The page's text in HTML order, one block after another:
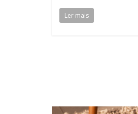
Ler mais